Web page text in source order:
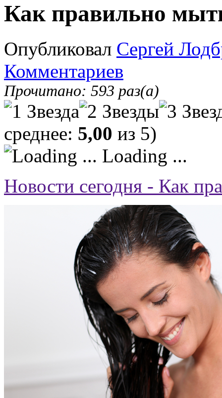
Как правильно
Опубликовал Сергей
Комментариев
Прочитано: 593 раз(а)
среднее: 5,00 из 5)
Loading ...
Новости сегодня - Как